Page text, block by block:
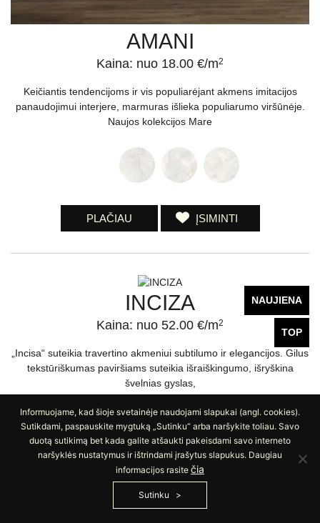
AMANI
Kaina: nuo 18.00 €/m2
Keičiantis tendencijoms ir vis populiarėjant akmens imitacijos
panaudojimui interjere, marmuras išlieka populiarumo viršūnėje.
Naujos kolekcijos Mare
PLAČIAU ĮSIMINTI
NAUJIENA
TOP
INCIZA
Kaina: nuo 52.00 €/m2
„Incisa“ suteikia travertino akmeniui subtilumo ir elegancijos. Gilus
tekstūriškumas paviršiams suteikia išraiškingumo, išryškina
švelnias gyslas,
PLAČIAU ĮSIMINTI
Informuojame, kad šioje svetainėje naudojami slapukai (angl. cookies).
Sutikdami, paspauskite mygtuką „Sutinku“ arba naršykite toliau. Savo
duotą sutikimą bet kada galite atšaukti pakeisdami savo interneto
naršyklės nustatymus ir ištrindami įrašytus slapukus. Daugiau
informacijos rasite čia
Sutinku